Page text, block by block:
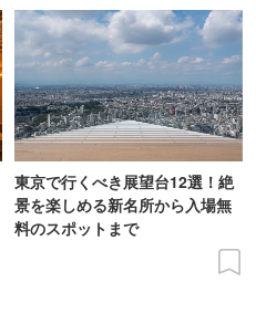
東京で行くべき展望台12選！絶
景を楽しめる新名所から入場無
料のスポットまで